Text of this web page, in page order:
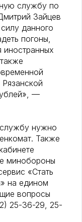
службу по
Зайцев
данного
погоны,
—
нужно
Также
минобороны
«Стать
на едином
вопросы
25-36-29, 25-